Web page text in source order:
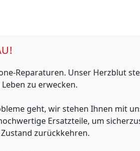
Reparaturen. Unser Herzblut
zu erwecken.
geht, wir stehen Ihnen mit
Ersatzteile, um
zurückkehren.